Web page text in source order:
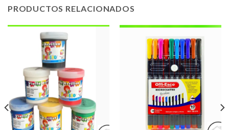
PRODUCTOS RELACIONADOS